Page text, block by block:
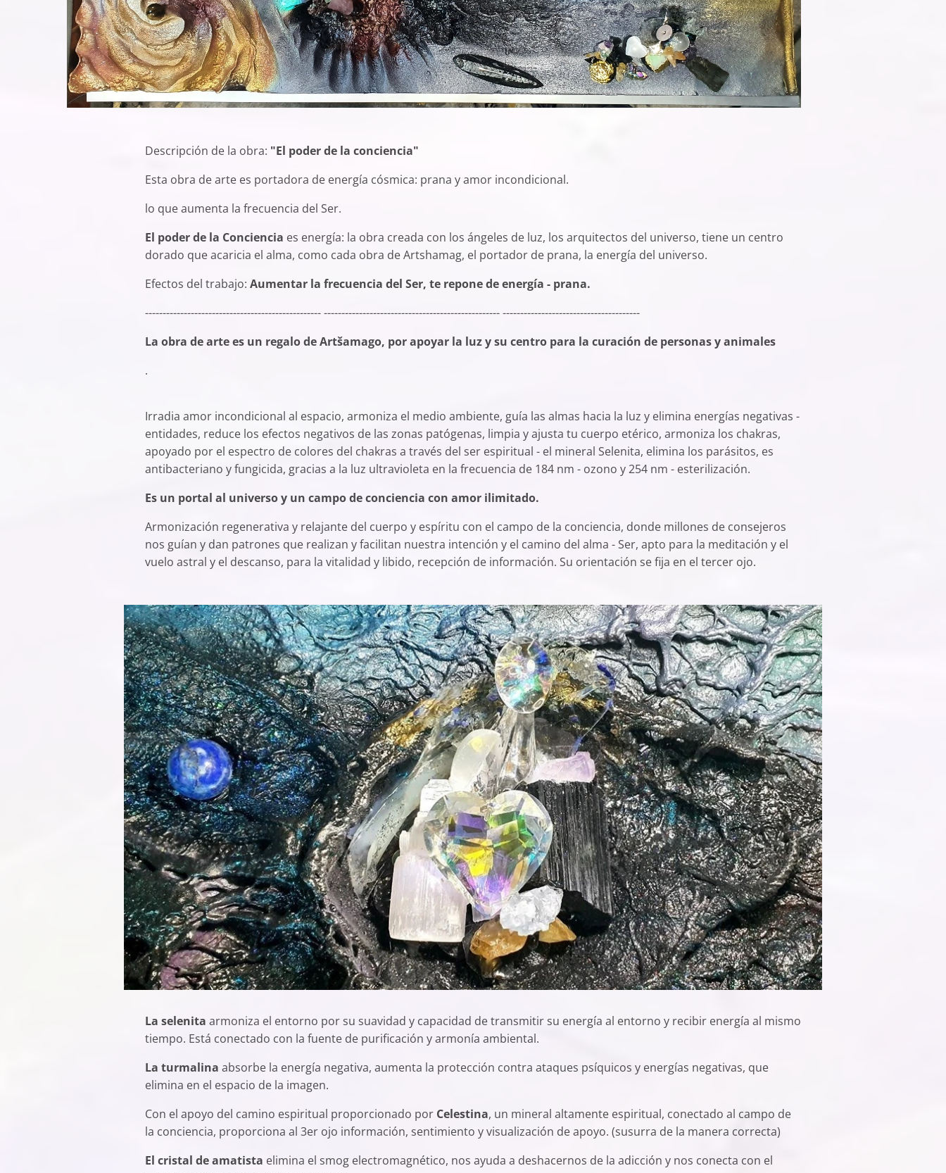
Descripción de la obra: "El poder de la conciencia"
Esta obra de arte es portadora de energía cósmica: prana y amor incondicional.
lo que aumenta la frecuencia del Ser.
El poder de la Conciencia es energía: la obra creada con los ángeles de luz, los arquitectos del universo, tiene un centro
dorado que acaricia el alma, como cada obra de Artshamag, el portador de prana, la energía del universo.
Efectos del trabajo: Aumentar la frecuencia del Ser, te repone de energía - prana.
-------------------------------------------------- -------------------------------------------------- ---------------------------------------
La obra de arte es un regalo de Artšamago, por apoyar la luz y su centro para la curación de personas y animales
.
Irradia amor incondicional al espacio, armoniza el medio ambiente, guía las almas hacia la luz y elimina energías negativas -
entidades, reduce los efectos negativos de las zonas patógenas, limpia y ajusta tu cuerpo etérico, armoniza los chakras,
apoyado por el espectro de colores del chakras a través del ser espiritual - el mineral Selenita, elimina los parásitos, es
antibacteriano y fungicida, gracias a la luz ultravioleta en la frecuencia de 184 nm - ozono y 254 nm - esterilización.
Es un portal al universo y un campo de conciencia con amor ilimitado.
Armonización regenerativa y relajante del cuerpo y espíritu con el campo de la conciencia, donde millones de consejeros
nos guían y dan patrones que realizan y facilitan nuestra intención y el camino del alma - Ser, apto para la meditación y el
vuelo astral y el descanso, para la vitalidad y libido, recepción de información. Su orientación se fija en el tercer ojo.
La selenita armoniza el entorno por su suavidad y capacidad de transmitir su energía al entorno y recibir energía al mismo
tiempo. Está conectado con la fuente de purificación y armonía ambiental.
La turmalina absorbe la energía negativa, aumenta la protección contra ataques psíquicos y energías negativas, que
elimina en el espacio de la imagen.
Con el apoyo del camino espiritual proporcionado por Celestina, un mineral altamente espiritual, conectado al campo de
la conciencia, proporciona al 3er ojo información, sentimiento y visualización de apoyo. (susurra de la manera correcta)
El cristal de amatista elimina el smog electromagnético, nos ayuda a deshacernos de la adicción y nos conecta con el